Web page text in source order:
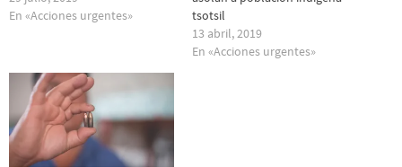
En «Acciones urgentes»
tsotsil
13 abril, 2019
En «Acciones urgentes»